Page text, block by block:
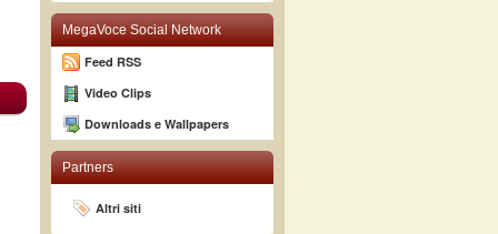
MegaVoce Social Network
Feed RSS
Video Clips
Downloads e Wallpapers
Partners
Altri siti